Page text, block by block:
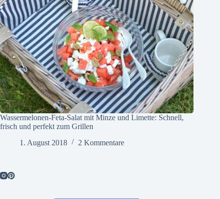
Wassermelonen-Feta-Salat mit Minze und Limette: Schnell,
frisch und perfekt zum Grillen
1. August 2018
2 Kommentare